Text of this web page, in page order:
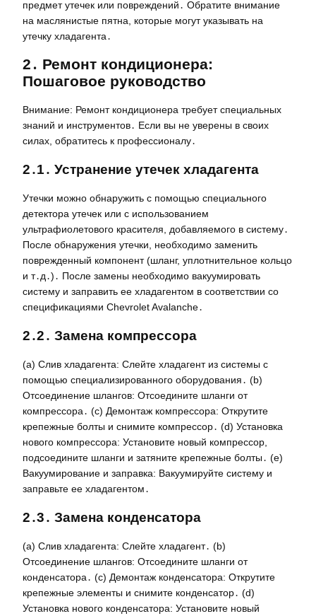
предмет утечек или повреждений․ Обратите внимание
на маслянистые пятна, которые могут указывать на
утечку хладагента․
2․ Ремонт кондиционера:
Пошаговое руководство
Внимание: Ремонт кондиционера требует специальных
знаний и инструментов․ Если вы не уверены в своих
силах, обратитесь к профессионалу․
2․1․ Устранение утечек хладагента
Утечки можно обнаружить с помощью специального
детектора утечек или с использованием
ультрафиолетового красителя, добавляемого в систему․
После обнаружения утечки, необходимо заменить
поврежденный компонент (шланг, уплотнительное кольцо
и т․д․)․ После замены необходимо вакуумировать
систему и заправить ее хладагентом в соответствии со
спецификациями Chevrolet Avalanche․
2․2․ Замена компрессора
(a) Слив хладагента: Слейте хладагент из системы с
помощью специализированного оборудования․ (b)
Отсоединение шлангов: Отсоедините шланги от
компрессора․ (c) Демонтаж компрессора: Открутите
крепежные болты и снимите компрессор․ (d) Установка
нового компрессора: Установите новый компрессор,
подсоедините шланги и затяните крепежные болты․ (e)
Вакуумирование и заправка: Вакуумируйте систему и
заправьте ее хладагентом․
2․3․ Замена конденсатора
(a) Слив хладагента: Слейте хладагент․ (b)
Отсоединение шлангов: Отсоедините шланги от
конденсатора․ (c) Демонтаж конденсатора: Открутите
крепежные элементы и снимите конденсатор․ (d)
Установка нового конденсатора: Установите новый